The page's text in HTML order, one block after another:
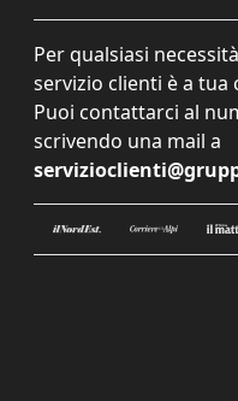
Per qualsiasi
servizio clienti è a tua
Puoi contattarci al
scrivendo una mail a